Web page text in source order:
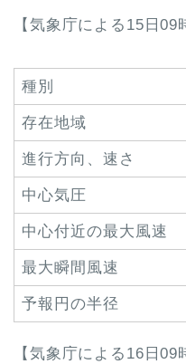
【気象庁による15日09
種別
存在地域
進行方向、速さ
中心気圧
中心付近の最大風速
最大瞬間風速
予報円の半径
【気象庁による16日09